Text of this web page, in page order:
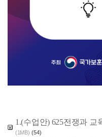
1.(수업안) 625전쟁과 교
(1MB) (54)